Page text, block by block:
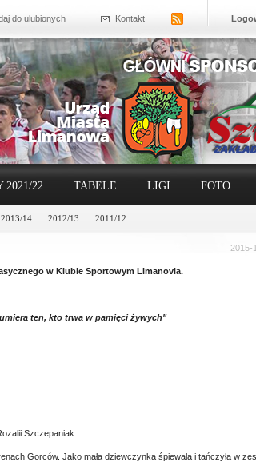
do ulubionych Kontakt
2013/14 2012/13 2011/12
2021/22 TABELE LIGI FOTO
2015-
w Klubie Sportowym Limanovia.
ten, kto trwa w pamięci żywych"
Szczepaniak.
Gorców. Jako mała dziewczynka śpiewała i tańczyła w